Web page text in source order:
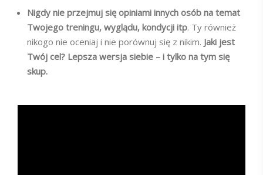
Nigdy nie przejmuj się opiniami innych osób na temat
Twojego treningu, wyglądu, kondycji itp. Ty również
nikogo nie oceniaj i nie porównuj się z nikim. Jaki jest
Twój cel? Lepsza wersja siebie – i tylko na tym się
skup.